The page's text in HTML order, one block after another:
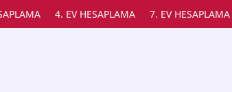
4. EV HESAPLAMA 7. EV HESAPLAMA